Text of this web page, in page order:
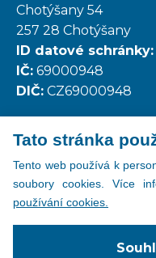
Tato stránka
Tento web používá k
soubory cookies. Více
používání cookies.
Chotýšany 54
257 28 Chotýšany
ID datové schránky:
IČ: 69000948
DIČ: CZ69000948
Všechny